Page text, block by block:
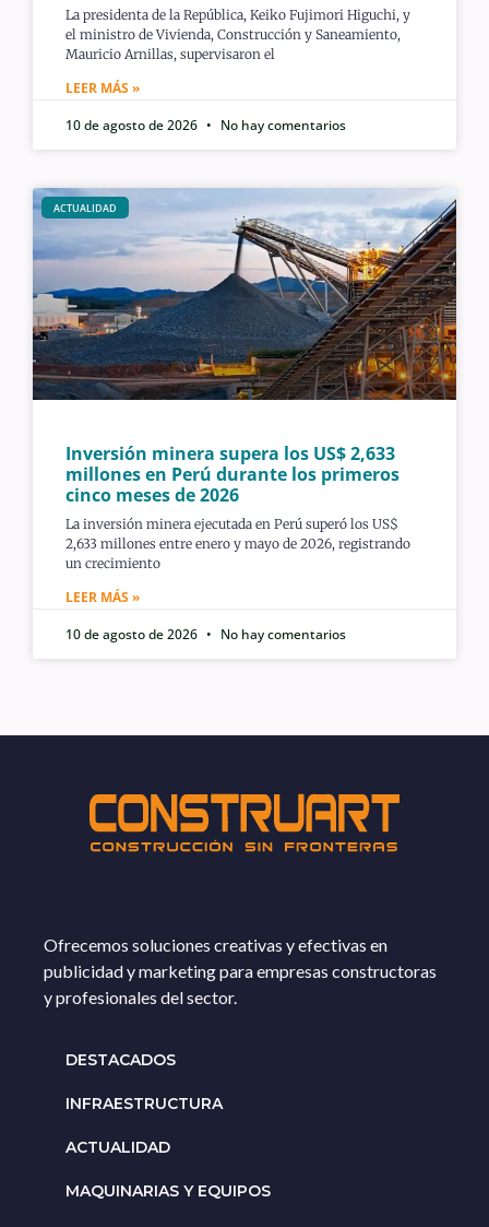
La presidenta de la República, Keiko Fujimori Higuchi, y
el ministro de Vivienda, Construcción y Saneamiento,
Mauricio Arnillas, supervisaron el
LEER MÁS »
10 de agosto de 2026
No hay comentarios
ACTUALIDAD
Inversión minera supera los US$ 2,633
millones en Perú durante los primeros
cinco meses de 2026
La inversión minera ejecutada en Perú superó los US$
2,633 millones entre enero y mayo de 2026, registrando
un crecimiento
LEER MÁS »
10 de agosto de 2026
No hay comentarios
Ofrecemos soluciones creativas y efectivas en
publicidad y marketing para empresas constructoras
y profesionales del sector.
DESTACADOS
INFRAESTRUCTURA
ACTUALIDAD
MAQUINARIAS Y EQUIPOS